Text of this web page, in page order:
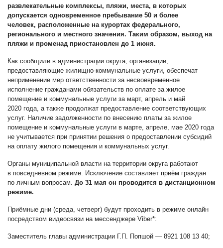
развлекательные комплексы, пляжи, места, в которых
допускается одновременное пребывание 50 и более
человек, расположенные на курортах федерального,
регионального и местного значения. Таким образом, выход на
пляжи и променад приостановлен до 1 июня.
Как сообщили в администрации округа, организации,
предоставляющие жилищно-коммунальные услуги, обеспечат
неприменение мер ответственности за несвоевременное
исполнение гражданами обязательств по оплате за жилое
помещение и коммунальные услуги за март, апрель и май
2020 года, а также продолжат предоставление соответствующих
услуг. Наличие задолженности по внесению платы за жилое
помещение и коммунальные услуги в марте, апреле, мае 2020 года
не учитывается при принятии решения о предоставлении субсидий
на оплату жилого помещения и коммунальных услуг.
Органы муниципальной власти на территории округа работают
в повседневном режиме. Исключение составляет приём граждан
по личным вопросам. До 31 мая он проводится в дистанционном
режиме.
Приёмные дни (среда, четверг) будут проходить в режиме онлайн
посредством видеосвязи на мессенджере Viber*:
Заместитель главы администрации Г.П. Попшой — 8921 108 13 40;